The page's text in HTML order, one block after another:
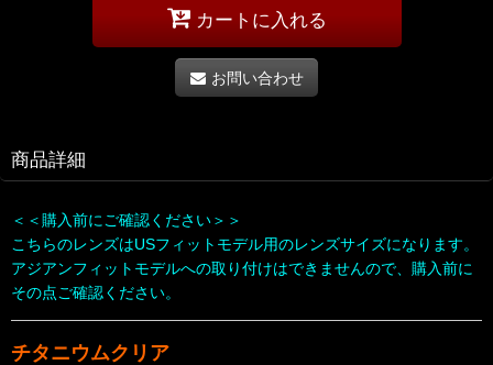
カートに入れる
お問い合わせ
商品詳細
＜＜購入前にご確認ください＞＞
こちらのレンズはUSフィットモデル用のレンズサイズになります。
アジアンフィットモデルへの取り付けはできませんので、購入前に
その点ご確認ください。
チタニウムクリア